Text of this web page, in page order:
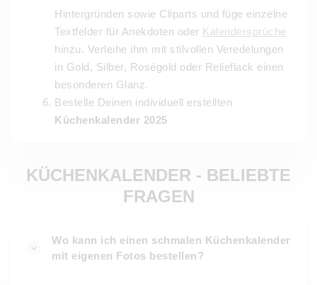
Hintergründen sowie Cliparts und füge einzelne
Textfelder für Anekdoten oder Kalendersprüche
hinzu. Verleihe ihm mit stilvollen Veredelungen
in Gold, Silber, Roségold oder Relieflack einen
besonderen Glanz.
Bestelle Deinen individuell erstellten
Küchenkalender 2025
KÜCHENKALENDER - BELIEBTE
FRAGEN
Wo kann ich einen schmalen Küchenkalender
mit eigenen Fotos bestellen?